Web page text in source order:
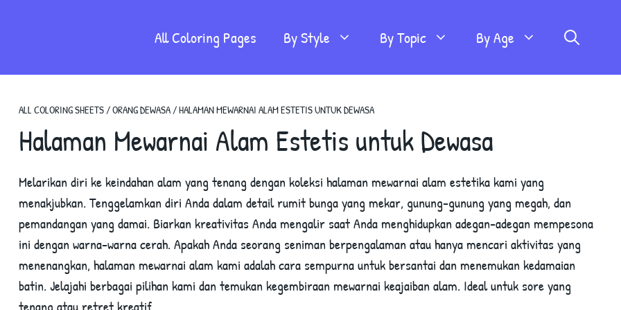
All Coloring Pages By Style By Topic By Age
ALL COLORING SHEETS/ORANG DEWASA/HALAMAN MEWARNAI ALAM ESTETIS UNTUK DEWASA
Halaman Mewarnai Alam Estetis untuk Dewasa
Melarikan diri ke keindahan alam yang tenang dengan koleksi halaman mewarnai alam estetika kami yang
menakjubkan. Tenggelamkan diri Anda dalam detail rumit bunga yang mekar, gunung-gunung yang megah, dan
pemandangan yang damai. Biarkan kreativitas Anda mengalir saat Anda menghidupkan adegan-adegan mempesona
ini dengan warna-warna cerah. Apakah Anda seorang seniman berpengalaman atau hanya mencari aktivitas yang
menenangkan, halaman mewarnai alam kami adalah cara sempurna untuk bersantai dan menemukan kedamaian
batin. Jelajahi berbagai pilihan kami dan temukan kegembiraan mewarnai keajaiban alam. Ideal untuk sore yang
tenang atau retret kreatif.